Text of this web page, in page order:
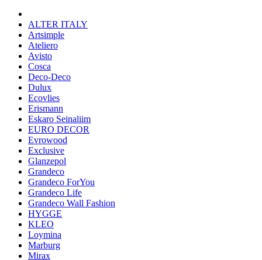
ALTER ITALY
Artsimple
Ateliero
Avisto
Cosca
Deco-Deco
Dulux
Ecovlies
Erismann
Eskaro Seinaliim
EURO DECOR
Evrowood
Exclusive
Glanzepol
Grandeco
Grandeco ForYou
Grandeco Life
Grandeco Wall Fashion
HYGGE
KLEO
Loymina
Marburg
Mirax